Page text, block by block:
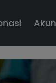
Dropdown
Akun